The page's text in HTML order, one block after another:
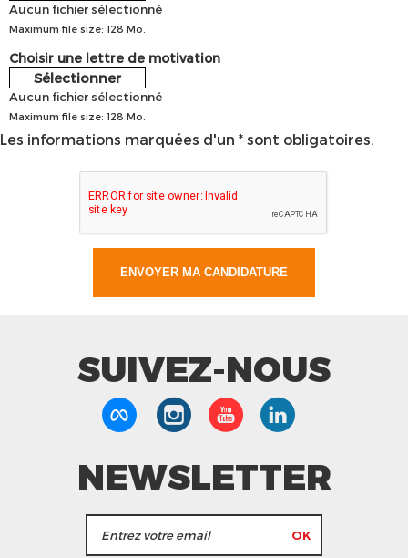
Aucun fichier sélectionné
Maximum file size: 128 Mo.
Choisir une lettre de motivation
Sélectionner
Aucun fichier sélectionné
Maximum file size: 128 Mo.
Les informations marquées d'un * sont obligatoires.
SUIVEZ-NOUS
NEWSLETTER